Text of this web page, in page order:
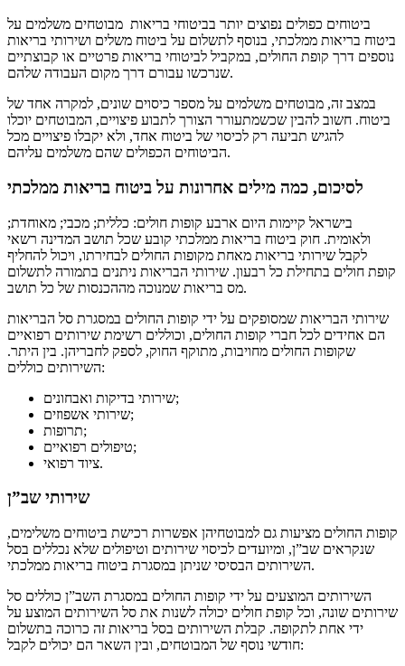
ביטוחים כפולים נפוצים יותר בביטוחי בריאות מבוטחים משלמים על
ביטוח בריאות ממלכתי, בנוסף לתשלום על ביטוח משלים ושירותי בריאות
נוספים דרך קופת החולים, במקביל לביטוחי בריאות פרטיים או קבוצתיים
שנרכשו עבורם דרך מקום העבודה שלהם.
במצב זה, מבוטחים משלמים על מספר כיסוים שונים, למקרה אחד של
ביטוח. חשוב להבין שכשמתעורר הצורך לתבוע פיצויים, המבוטחים יוכלו
להגיש תביעה רק לכיסוי של ביטוח אחד, ולא יקבלו פיצויים מכל
הביטוחים הכפולים שהם משלמים עליהם.
לסיכום, כמה מילים אחרונות על ביטוח בריאות ממלכתי
בישראל קיימות היום ארבע קופות חולים: כללית; מכבי; מאוחדת;
ולאומית. חוק ביטוח בריאות ממלכתי קובע שכל תושב המדינה רשאי
לקבל שירותי בריאות מאחת מקופות החולים לבחירתו, ויכול להחליף
קופת חולים בתחילת כל רבעון. שירותי הבריאות ניתנים בתמורה לתשלום
מס בריאות שמנוכה מההכנסות של כל תושב.
שירותי הבריאות שמסופקים על ידי קופות החולים במסגרת סל הבריאות
הם אחידים לכל חברי קופות החולים, וכוללים רשימת שירותים רפואיים
שקופות החולים מחויבות, מתוקף החוק, לספק לחבריהן. בין היתר.
השירותים כוללים:
שירותי בדיקות ואבחונים;
שירותי אשפוזים;
תרופות;
טיפולים רפואיים;
ציוד רפואי.
שירותי שב”ן
קופות החולים מציעות גם למבוטחיהן אפשרות רכישת ביטוחים משלימים,
שנקראים שב”ן, ומיועדים לכיסוי שירותים וטיפולים שלא נכללים בסל
השירותים הבסיסי שניתן במסגרת ביטוח בריאות ממלכתי.
השירותים המוצעים על ידי קופות החולים במסגרת השב”ן כוללים סל
שירותים שונה, וכל קופת חולים יכולה לשנות את סל השירותים המוצע על
ידי אחת לתקופה. קבלת השירותים בסל בריאות זה כרוכה בתשלום
חודשי נוסף של המבוטחים, ובין השאר הם יכולים לקבל: